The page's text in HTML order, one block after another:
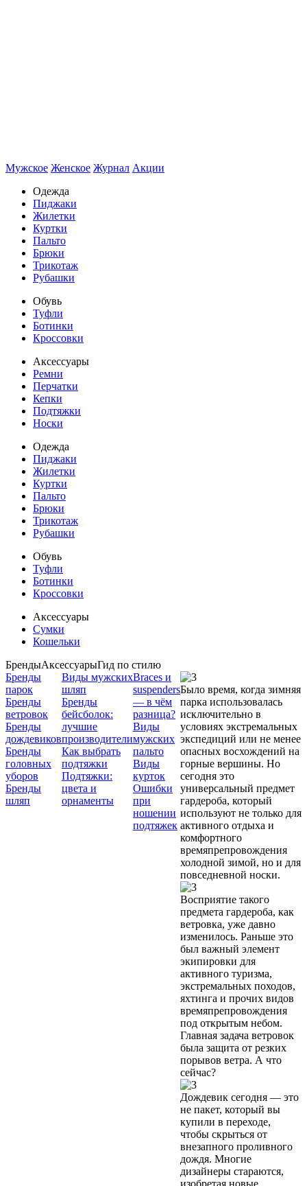
Мужское Женское Журнал Акции
Одежда
Пиджаки
Жилетки
Куртки
Пальто
Брюки
Трикотаж
Рубашки
Обувь
Туфли
Ботинки
Кроссовки
Аксессуары
Ремни
Перчатки
Кепки
Подтяжки
Носки
Одежда
Пиджаки
Жилетки
Куртки
Пальто
Брюки
Трикотаж
Рубашки
Обувь
Туфли
Ботинки
Кроссовки
Аксессуары
Сумки
Кошельки
БрендыАксессуарыГид по стилю
Бренды
парок
Бренды
ветровок
Бренды
дождевиков
Бренды
головных
уборов
Бренды
шляп
Виды мужских
шляп
Бренды
бейсболок:
лучшие
производители
Как выбрать
подтяжки
Подтяжки:
цвета и
орнаменты
Braces и
suspenders
— в чём
разница?
Виды
мужских
пальто
Виды
курток
Ошибки
при
ношении
подтяжек
Было время, когда зимняя
парка использовалась
исключительно в
условиях экстремальных
экспедиций или не менее
опасных восхождений на
горные вершины. Но
сегодня это
универсальный предмет
гардероба, который
используют не только для
активного отдыха и
комфортного
времяпрепровождения
холодной зимой, но и для
повседневной носки.
Восприятие такого
предмета гардероба, как
ветровка, уже давно
изменилось. Раньше это
был важный элемент
экипировки для
активного туризма,
экстремальных походов,
яхтинга и прочих видов
времяпрепровождения
под открытым небом.
Главная задача ветровок
была защита от резких
порывов ветра. А что
сейчас?
Дождевик сегодня — это
не пакет, который вы
купили в переходе,
чтобы скрыться от
внезапного проливного
дождя. Многие
дизайнеры стараются,
изобретая новые